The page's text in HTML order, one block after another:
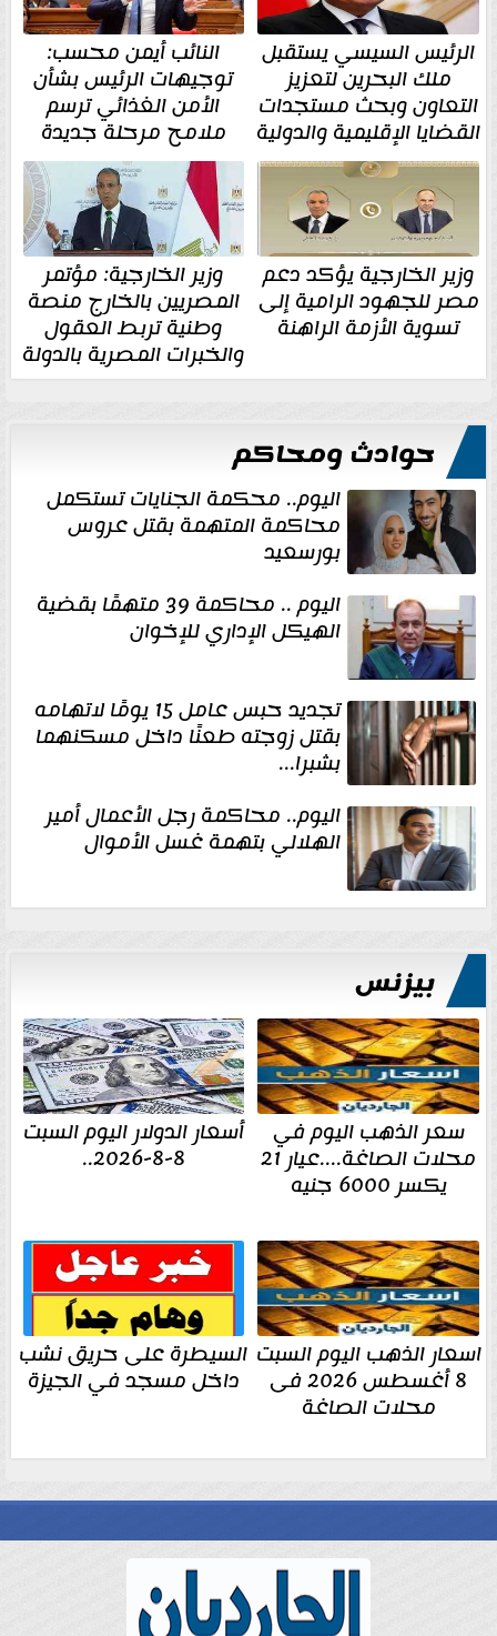
الرئيس السيسي يستقبل
ملك البحرين لتعزيز
التعاون وبحث مستجدات
القضايا الإقليمية والدولية
النائب أيمن محسب:
توجيهات الرئيس بشأن
الأمن الغذائي ترسم
ملامح مرحلة جديدة
وزير الخارجية يؤكد دعم
مصر للجهود الرامية إلى
تسوية الأزمة الراهنة
وزير الخارجية: مؤتمر
المصريين بالخارج منصة
وطنية تربط العقول
والخبرات المصرية بالدولة
حوادث ومحاكم
اليوم.. محكمة الجنايات تستكمل
محاكمة المتهمة بقتل عروس
بورسعيد
اليوم .. محاكمة 39 متهمًا بقضية
الهيكل الإداري للإخوان
تجديد حبس عامل 15 يومًا لاتهامه
بقتل زوجته طعنًا داخل مسكنهما
بشبرا...
اليوم.. محاكمة رجل الأعمال أمير
الهلالي بتهمة غسل الأموال
بيزنس
سعر الذهب اليوم في
محلات الصاغة....عيار 21
يكسر 6000 جنيه
أسعار الدولار اليوم السبت
8-8-2026..
اسعار الذهب اليوم السبت
8 أغسطس 2026 فى
محلات الصاغة
السيطرة على حريق نشب
داخل مسجد في الجيزة